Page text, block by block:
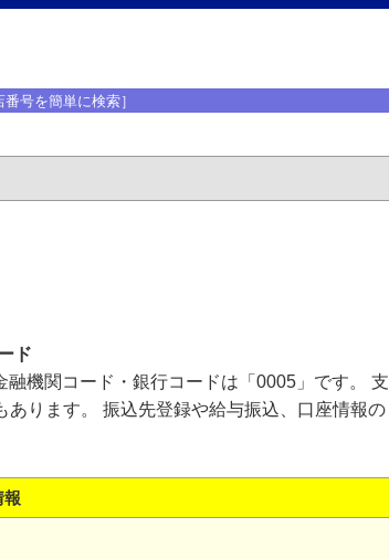
号を簡単に検索］
ド
機関コード・銀行コードは「0005」です。 支
ります。 振込先登録や給与振込、口座情報の
報